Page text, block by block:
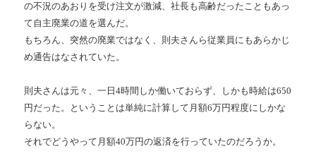
の不況のあおりを受け注文が激減、社長も高齢だったこともあっ
て自主廃業の道を選んだ。
もちろん、突然の廃業ではなく、則夫さんら従業員にもあらかじ
め通告はなされていた。
則夫さんは元々、一日4時間しか働いておらず、しかも時給は650
円だった。ということは単純に計算して月額6万円程度にしかな
らない。
それでどうやって月額40万円の返済を行っていたのだろうか。